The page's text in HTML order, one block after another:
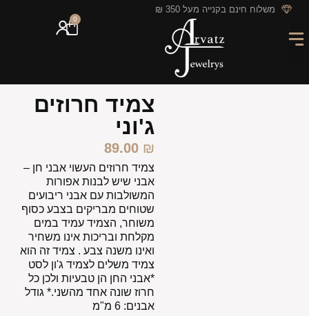
לתוכן משלוח חינם בקנייה מעל 350 ₪
0
צמיד חרוזים
ג'וני
89.00 ₪
צמיד חרוזים העשוי אבני חן –
אבני שיש לבנות אפורות
המשולבות עם אבני ריבועים
שטוחים מבריקים בצבע כסוף
משוחר, הצמיד עמיד במים
מקלחת ובריכות אינו משחיר
ואינו משנה צבע . צמיד זה הוא
צמיד משלים לצמיד ג'ון לסט
*אבני החן הן טבעיות ולכן כל
חרוז שונה אחד מהשני.* גודל
אבנים: 6 מ"מ